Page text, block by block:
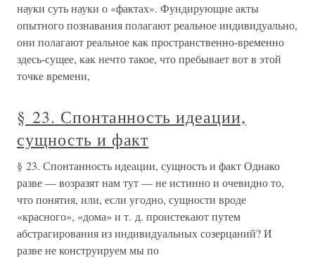
науки суть науки о «фактах». Фундирующие акты
опытного познавания полагают реальное индивидуально,
они полагают реальное как пространственно-временно
здесь-сущее, как нечто такое, что пребывает вот в этой
точке времени,
§ 23. Спонтанность идеации,
сущность и факт
§ 23. Спонтанность идеации, сущность и факт Однако
разве — возразят нам тут — не истинно и очевидно то,
что понятия, или, если угодно, сущности вроде
«красного», «дома» и т. д. проистекают путем
абстрагирования из индивидуальных созерцаний? И
разве не конструируем мы по